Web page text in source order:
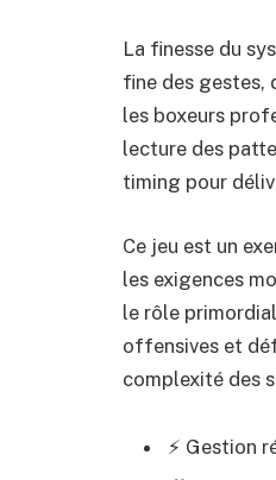
La finesse du
fine des gestes,
les boxeurs
lecture des
timing pour
Ce jeu est un
les exigences
le rôle
offensives et
complexité des
⚡ Gestion